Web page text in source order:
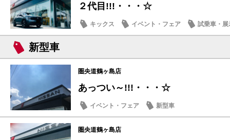
２代目!!!・・・☆
キックス イベント・フェア 試乗車・展
新型車
圏央道鶴ヶ島店
あっつい～!!!・・・☆
イベント・フェア 新型車
圏央道鶴ヶ島店